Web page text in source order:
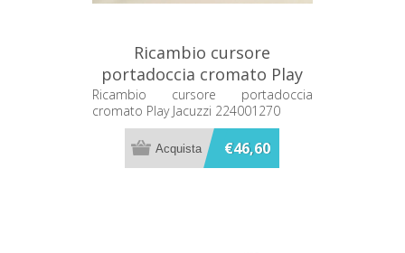
Ricambio cursore
portadoccia cromato Play
Jacuzzi 224001270
Ricambio cursore portadoccia
cromato Play Jacuzzi 224001270
€46,60